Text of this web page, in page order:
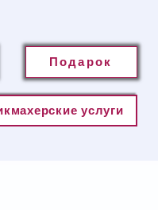
Подарок
услуги